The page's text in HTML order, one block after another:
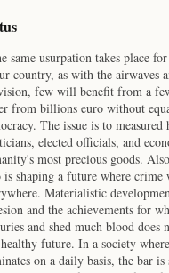
same usurpation takes place
country, as with the airwaves
few will benefit from a
from billions euro without
The issue is to
elected officials, and
most precious goods.
is shaping a future where
Materialistic
and the achievements for
and shed much blood does
future. In a society
on a daily basis, the bar